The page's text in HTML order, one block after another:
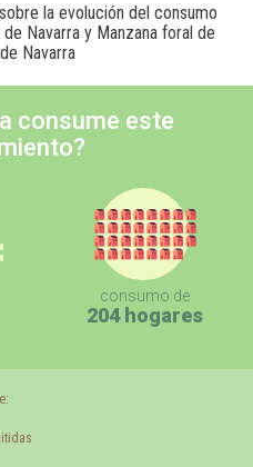
la evolución del consumo
Navarra y Manzana foral de
Navarra
consume este
consumo de
204 hogares